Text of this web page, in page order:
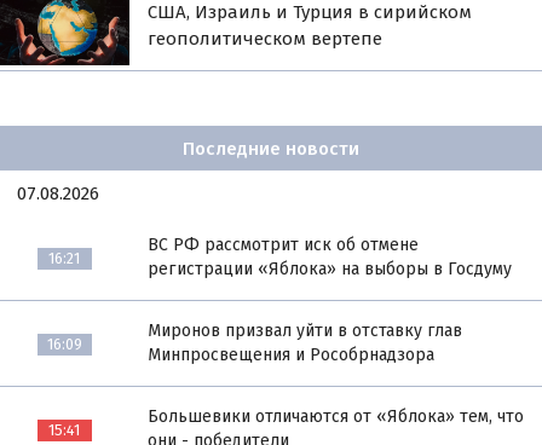
США, Израиль и Турция в сирийском
геополитическом вертепе
Последние новости
07.08.2026
16:21
ВС РФ рассмотрит иск об отмене
регистрации «Яблока» на выборы в Госдуму
16:09
Миронов призвал уйти в отставку глав
Минпросвещения и Рособрнадзора
15:41
Большевики отличаются от «Яблока» тем, что